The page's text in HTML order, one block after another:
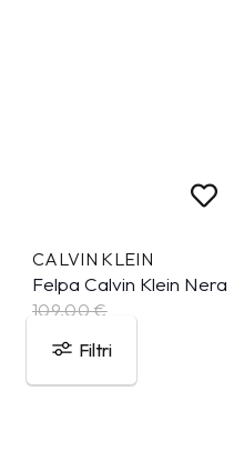
Filtri
CALVIN KLEIN
Felpa Calvin Klein Nera
109,00 €
99,99